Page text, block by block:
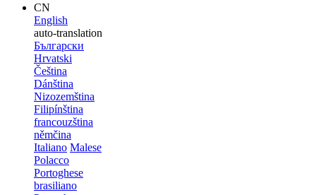
CN
English
auto-translation
Български
Hrvatski
Čeština
Dánština
Nizozemština
Filipínština
francouzština
němčina
Italiano Malese
Polacco
Portoghese
brasiliano